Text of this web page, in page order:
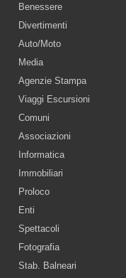
Benessere
Divertimenti
Auto/Moto
Media
Agenzie Stampa
Viaggi Escursioni
Comuni
Associazioni
Informatica
Immobiliari
Proloco
Enti
Spettacoli
Fotografia
Stab. Balneari